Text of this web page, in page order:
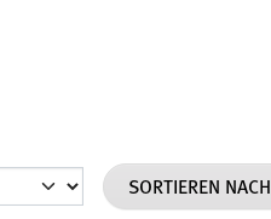
SORTIEREN NACH